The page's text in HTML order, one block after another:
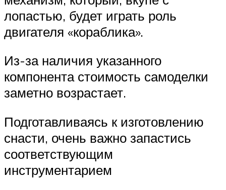
лопастью, будет играть роль
двигателя «кораблика».
Из-за наличия указанного
компонента стоимость самоделки
заметно возрастает.
Подготавливаясь к изготовлению
снасти, очень важно запастись
соответствующим
инструментарием